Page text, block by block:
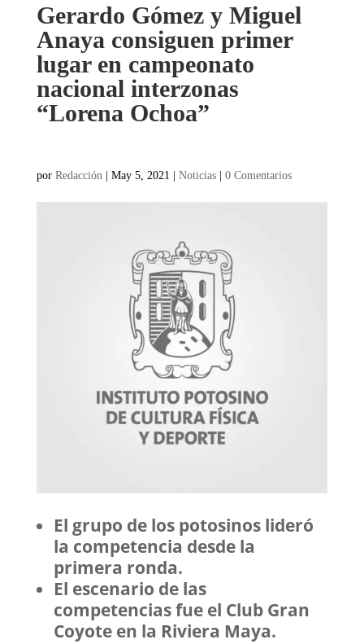
Gerardo Gómez y Miguel
Anaya consiguen primer
lugar en campeonato
nacional interzonas
“Lorena Ochoa”
por Redacción | May 5, 2021 | Noticias| 0 Comentarios
El grupo de los potosinos lideró
la competencia desde la
primera ronda.
El escenario de las
competencias fue el Club Gran
Coyote en la Riviera Maya.